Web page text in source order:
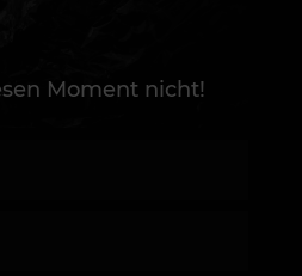
Moment nicht!